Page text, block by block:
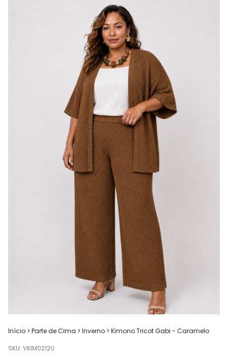
Início > Parte de Cima > Inverno > Kimono Tricot Gabi - Caramelo
SKU: VKIM0212U